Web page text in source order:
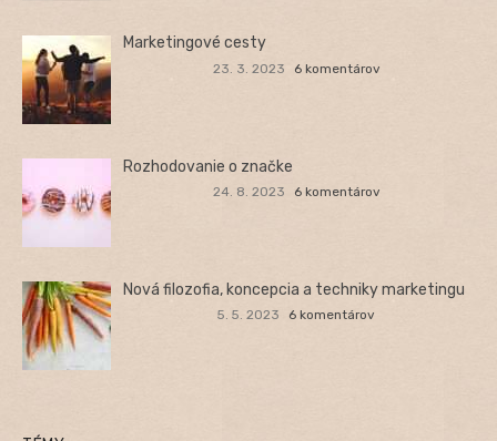
Marketingové cesty
23. 3. 2023 6 komentárov
Rozhodovanie o značke
24. 8. 2023 6 komentárov
Nová filozofia, koncepcia a techniky marketingu
5. 5. 2023 6 komentárov